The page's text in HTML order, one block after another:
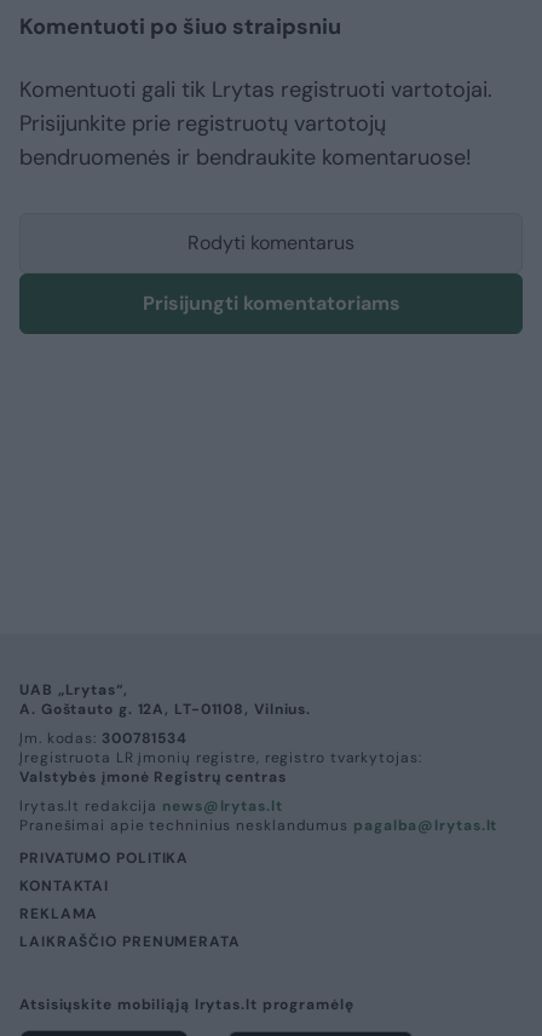
Komentuoti po šiuo straipsniu
Komentuoti gali tik Lrytas registruoti vartotojai.
Prisijunkite prie registruotų vartotojų
bendruomenės ir bendraukite komentaruose!
Rodyti komentarus
Prisijungti komentatoriams
UAB „Lrytas“,
A. Goštauto g. 12A, LT-01108, Vilnius.
Įm. kodas: 300781534
Įregistruota LR įmonių registre, registro tvarkytojas:
Valstybės įmonė Registrų centras
lrytas.lt redakcija news@lrytas.lt
Pranešimai apie techninius nesklandumus pagalba@lrytas.lt
PRIVATUMO POLITIKA
KONTAKTAI
REKLAMA
LAIKRAŠČIO PRENUMERATA
Atsisiųskite mobiliąją lrytas.lt programėlę